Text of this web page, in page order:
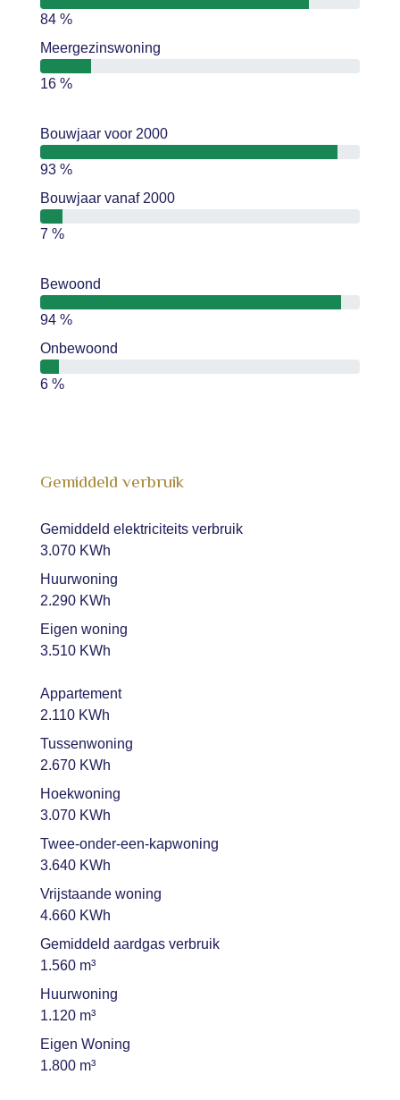
84 %
Meergezinswoning
16 %
Bouwjaar voor 2000
93 %
Bouwjaar vanaf 2000
7 %
Bewoond
94 %
Onbewoond
6 %
Gemiddeld verbruik
Gemiddeld elektriciteits verbruik
3.070 KWh
Huurwoning
2.290 KWh
Eigen woning
3.510 KWh
Appartement
2.110 KWh
Tussenwoning
2.670 KWh
Hoekwoning
3.070 KWh
Twee-onder-een-kapwoning
3.640 KWh
Vrijstaande woning
4.660 KWh
Gemiddeld aardgas verbruik
1.560 m³
Huurwoning
1.120 m³
Eigen Woning
1.800 m³